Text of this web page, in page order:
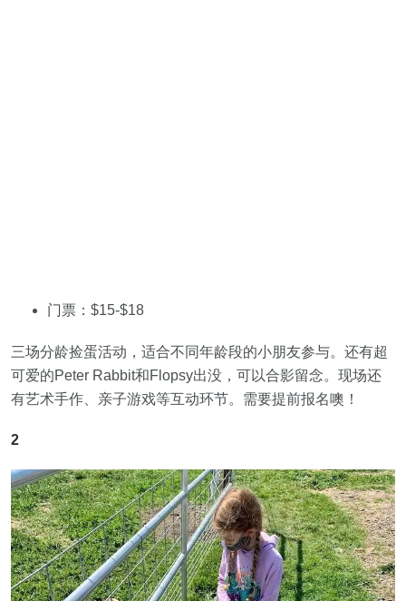
门票：$15-$18
三场分龄捡蛋活动，适合不同年龄段的小朋友参与。还有超
可爱的Peter Rabbit和Flopsy出没，可以合影留念。现场还
有艺术手作、亲子游戏等互动环节。需要提前报名噢！
2